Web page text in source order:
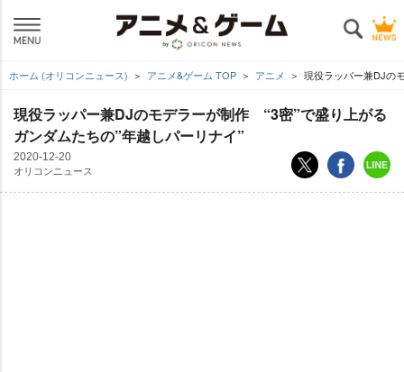
ホーム (オリコンニュース) アニメ&ゲーム TOP アニメ 現役ラッパー兼DJの
現役ラッパー兼DJのモデラーが制作 “3密”で盛り上がる
ガンダムたちの”年越しパーリナイ”
2020-12-20
オリコンニュース